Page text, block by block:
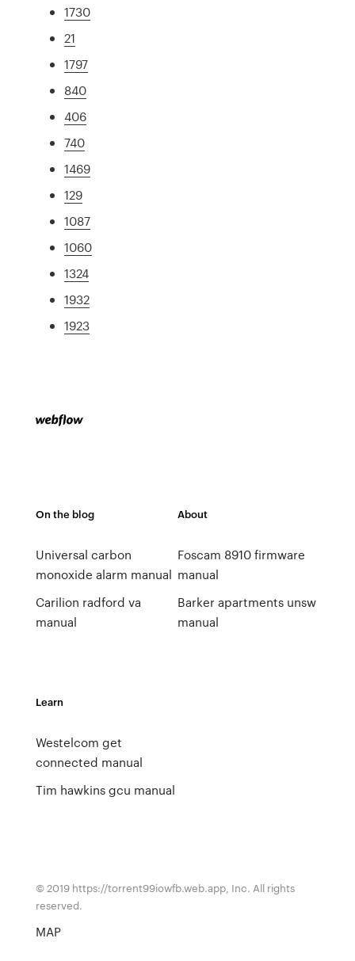
1730
21
1797
840
406
740
1469
129
1087
1060
1324
1932
1923
On the blog
Universal carbon
monoxide alarm manual
Carilion radford va
manual
About
Foscam 8910 firmware
manual
Barker apartments unsw
manual
Learn
Westelcom get
connected manual
Tim hawkins gcu manual
© 2019 https://torrent99iowfb.web.app, Inc. All rights
reserved.
MAP